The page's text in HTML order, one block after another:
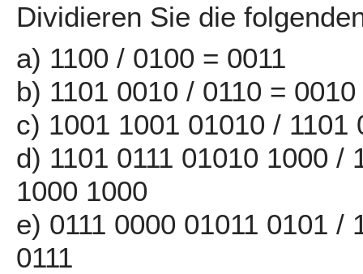
Dividieren Sie die
a) 1100 / 0100 = 0011
b) 1101 0010 / 0110 = 0010
c) 1001 1001 01010 / 1101
d) 1101 0111 01010 1000 /
1000 1000
e) 0111 0000 01011 0101 /
0111